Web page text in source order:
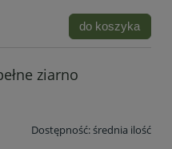
do koszyka
ziarno
Dostępność:średnia ilość